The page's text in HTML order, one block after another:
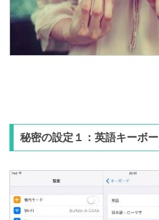
秘密の設定１：英語キーボ